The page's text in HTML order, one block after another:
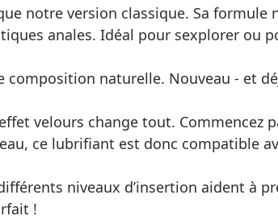
notre version classique. Sa formule
anales. Idéal pour sexplorer ou
naturelle. Nouveau - et
velours change tout. Commencez
ce lubrifiant est donc compatible
niveaux d’insertion aident à
!